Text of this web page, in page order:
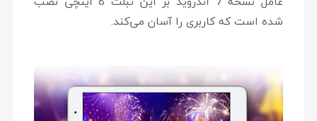
شده است که کاربری را آسان می‌کند.